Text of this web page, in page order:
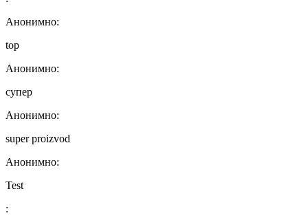
Анонимно:
top
Анонимно:
супер
Анонимно:
super proizvod
Анонимно:
Test
: